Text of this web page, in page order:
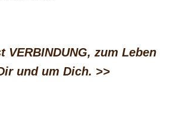
VERBINDUNG, zum Leben
und um Dich. >>